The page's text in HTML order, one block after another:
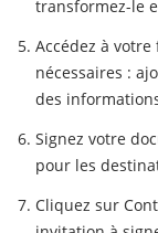
transformez-le
Accédez à
nécessaires :
des
Signez votre
pour les
Cliquez sur